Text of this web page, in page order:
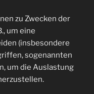
zu Zwecken der
um eine
(insbesondere
sogenannten
um die Auslastung